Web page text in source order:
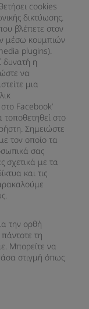
cookies
δικτύωσης.
βλέπετε στον
μέσω κουμπιών
plugins).
δυνατή η
να
μια
Facebook’
τοποθετηθεί στο
Σημειώστε
τον οποίο τα
σας
σχετικά με τα
και τις
την ορθή
τη
Μπορείτε να
στιγμή όπως